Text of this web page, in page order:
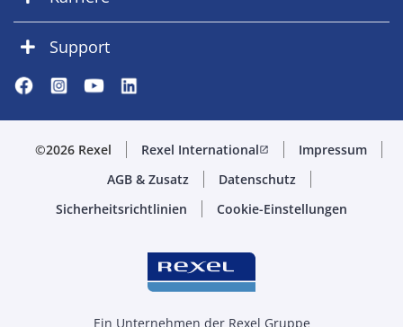
Support
©2026 Rexel Rexel Internationalopen_in_new
Impressum
AGB & Zusatz
Datenschutz
Sicherheitsrichtlinien
Cookie-Einstellungen
Ein Unternehmen der Rexel Gruppe